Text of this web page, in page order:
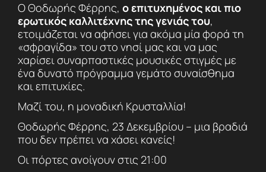
Ο Θοδωρής Φέρρης, ο επιτυχημένος και πιο
ερωτικός καλλιτέχνης της γενιάς του,
ετοιμάζεται να αφήσει για ακόμα μία φορά τη
«σφραγίδα» του στο νησί μας και να μας
χαρίσει συναρπαστικές μουσικές στιγμές με
ένα δυνατό πρόγραμμα γεμάτο συναίσθημα
και επιτυχίες.
Μαζί του, η μοναδική Κρυσταλλία!
Θοδωρής Φέρρης, 23 Δεκεμβρίου – μια βραδιά
που δεν πρέπει να χάσει κανείς!
Οι πόρτες ανοίγουν στις 21:00